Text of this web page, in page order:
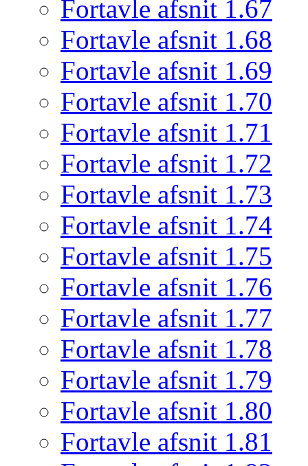
Fortavle afsnit 1.67
Fortavle afsnit 1.68
Fortavle afsnit 1.69
Fortavle afsnit 1.70
Fortavle afsnit 1.71
Fortavle afsnit 1.72
Fortavle afsnit 1.73
Fortavle afsnit 1.74
Fortavle afsnit 1.75
Fortavle afsnit 1.76
Fortavle afsnit 1.77
Fortavle afsnit 1.78
Fortavle afsnit 1.79
Fortavle afsnit 1.80
Fortavle afsnit 1.81